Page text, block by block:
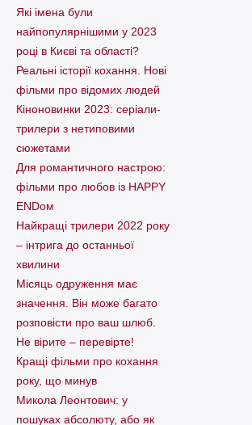
Які імена були
найпопулярнішими у 2023
році в Києві та області?
Реальні історії кохання. Нові
фільми про відомих людей
Кіноновинки 2023: серіали-
трилери з нетиповими
сюжетами
Для романтичного настрою:
фільми про любов із HAPPY
ENDом
Найкращі трилери 2022 року
– інтрига до останньої
хвилини
Місяць одруження має
значення. Він може багато
розповісти про ваш шлюб.
Не вірите – перевірте!
Кращі фільми про кохання
року, що минув
Микола Леонтович: у
пошуках абсолюту, або як